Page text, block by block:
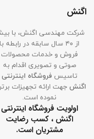
اگنش
شرکت مهندسی اگنش، با
از ۴۰ سال سابقه در رابطه با
فروش و خدمات محصولات
صوتی و تصویری اقدام به
تاسیس فروشگاه اینترنتی
اگنش جهت ارائه تجهیزات
نموده است.
اولویت فروشگاه اینترنتی
اگنش ، کسب رضایت
مشتریان است.